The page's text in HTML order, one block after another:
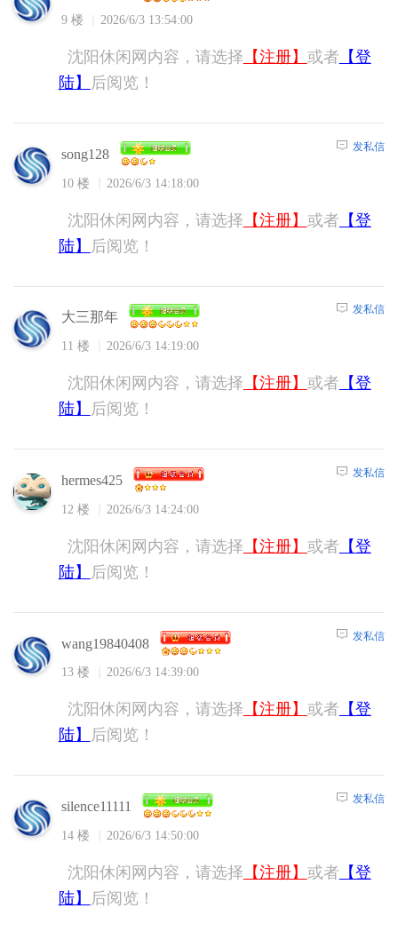
9 楼 2026/6/3 13:54:00
沈阳休闲网内容，请选择 【注册】 或者 【登
陆】
后阅览！
song128
10 楼 2026/6/3 14:18:00
发私信
沈阳休闲网内容，请选择 【注册】 或者 【登
陆】
后阅览！
大三那年
11 楼 2026/6/3 14:19:00
发私信
沈阳休闲网内容，请选择 【注册】 或者 【登
陆】
后阅览！
hermes425
12 楼 2026/6/3 14:24:00
发私信
沈阳休闲网内容，请选择 【注册】 或者 【登
陆】
后阅览！
wang19840408
13 楼 2026/6/3 14:39:00
发私信
沈阳休闲网内容，请选择 【注册】 或者 【登
陆】
后阅览！
silence11111
14 楼 2026/6/3 14:50:00
发私信
沈阳休闲网内容，请选择 【注册】 或者 【登
陆】
后阅览！